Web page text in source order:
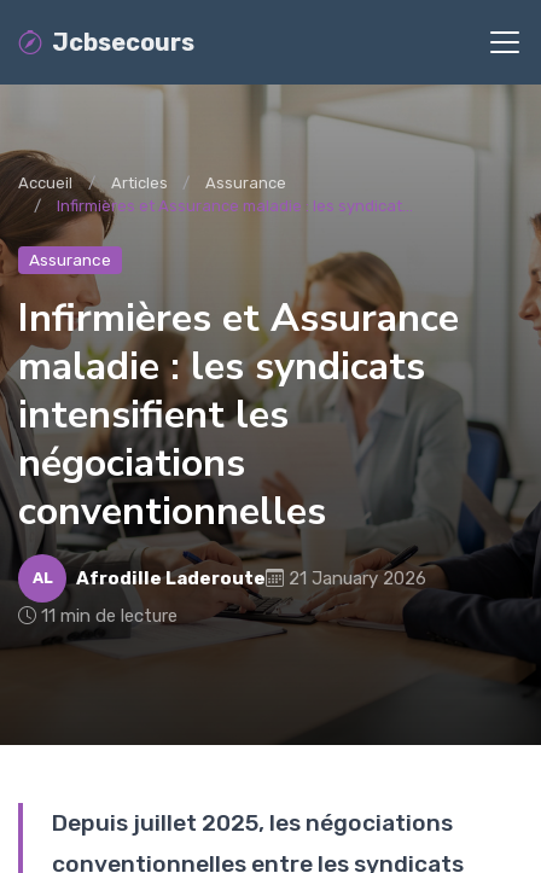
Jcbsecours
Accueil Articles
Assurance
Infirmières et Assurance maladie : les syndicat...
Assurance
Infirmières et Assurance
maladie : les syndicats
intensifient les
négociations
conventionnelles
AL Afrodille Laderoute
21 January 2026
11 min de lecture
Depuis juillet 2025, les négociations
conventionnelles entre les syndicats